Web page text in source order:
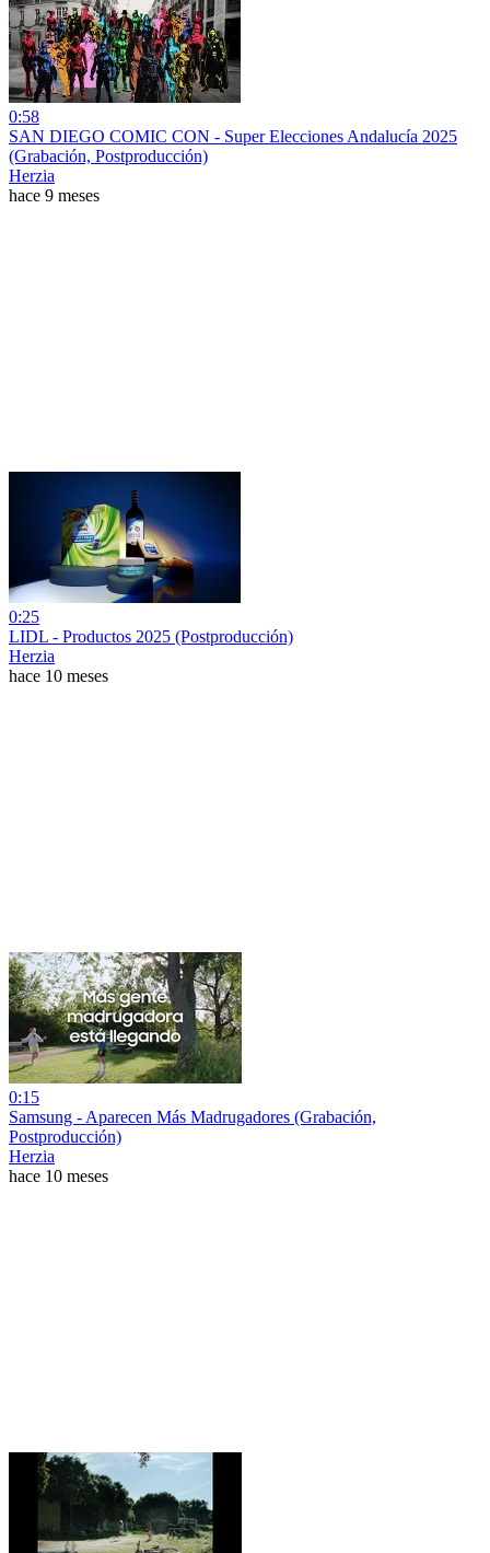
0:58
SAN DIEGO COMIC CON - Super Elecciones Andalucía 2025
(Grabación, Postproducción)
Herzia
hace 9 meses
0:25
LIDL - Productos 2025 (Postproducción)
Herzia
hace 10 meses
0:15
Samsung - Aparecen Más Madrugadores (Grabación,
Postproducción)
Herzia
hace 10 meses